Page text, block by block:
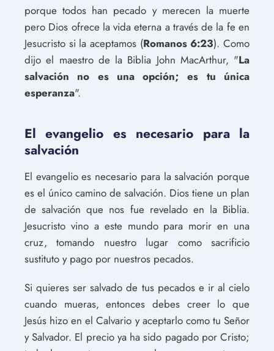
porque todos han pecado y merecen la muerte
pero Dios ofrece la vida eterna a través de la fe en
Jesucristo si la aceptamos (Romanos 6:23). Como
dijo el maestro de la Biblia John MacArthur, "La
salvación no es una opción; es tu única
esperanza".
El evangelio es necesario para la
salvación
El evangelio es necesario para la salvación porque
es el único camino de salvación. Dios tiene un plan
de salvación que nos fue revelado en la Biblia.
Jesucristo vino a este mundo para morir en una
cruz, tomando nuestro lugar como sacrificio
sustituto y pago por nuestros pecados.
Si quieres ser salvado de tus pecados e ir al cielo
cuando mueras, entonces debes creer lo que
Jesús hizo en el Calvario y aceptarlo como tu Señor
y Salvador. El precio ya ha sido pagado por Cristo;